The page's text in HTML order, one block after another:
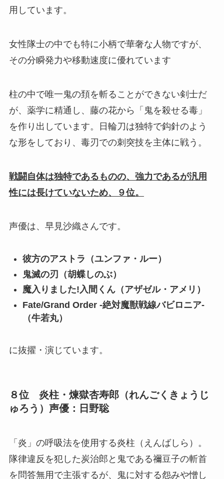
用しています。
女性隊士の中でも特に小柄で華奢な人物ですが、
その分瞬発力や移動速度に優れています
柱の中で唯一鬼の頚を斬ることができない剣士だ
が、薬学に精通し、藤の花から「鬼を殺せる毒」
を作り出しています。日輪刀は独特で鈎針のよう
な形をしており、毒刃での刺突技を主体に戦う。
戦闘自体は独特であるものの、強力であるが汎用
性には長けていないため、９位。
声優は、早見沙織さんです。
彼方のアストラ（ユンファ・ルー）
鬼滅の刃（胡蝶しのぶ）
魔入りました!入間くん（アザゼル・アメリ）
Fate/Grand Order -絶対魔獣戦線バビロニア-
（牛若丸）
に抜擢・演じています。
８位 炎柱・煉獄杏寿郎（れんごくきょうじ
ゅろう）声優：日野聡
「炎」の呼吸法を使用する炎柱（えんばしら）。
隊律違反を犯した炭治郎と鬼である禰豆子の斬首
を問答無用で主張するが、鬼に対する怨みや憎し